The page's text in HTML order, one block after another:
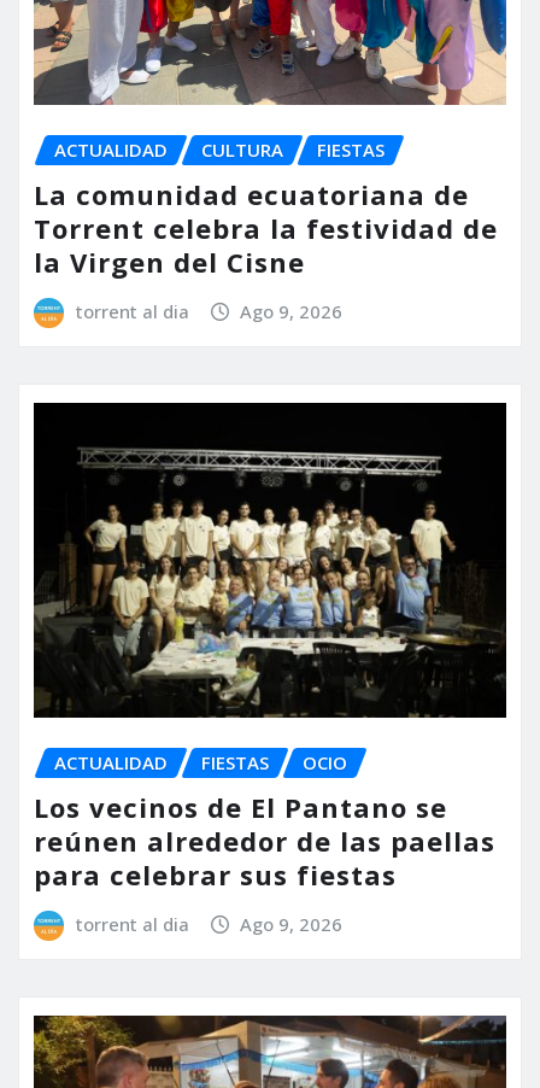
ACTUALIDAD CULTURA FIESTAS
La comunidad ecuatoriana de
Torrent celebra la festividad de
la Virgen del Cisne
torrent al dia Ago 9, 2026
ACTUALIDAD FIESTAS OCIO
Los vecinos de El Pantano se
reúnen alrededor de las paellas
para celebrar sus fiestas
torrent al dia Ago 9, 2026